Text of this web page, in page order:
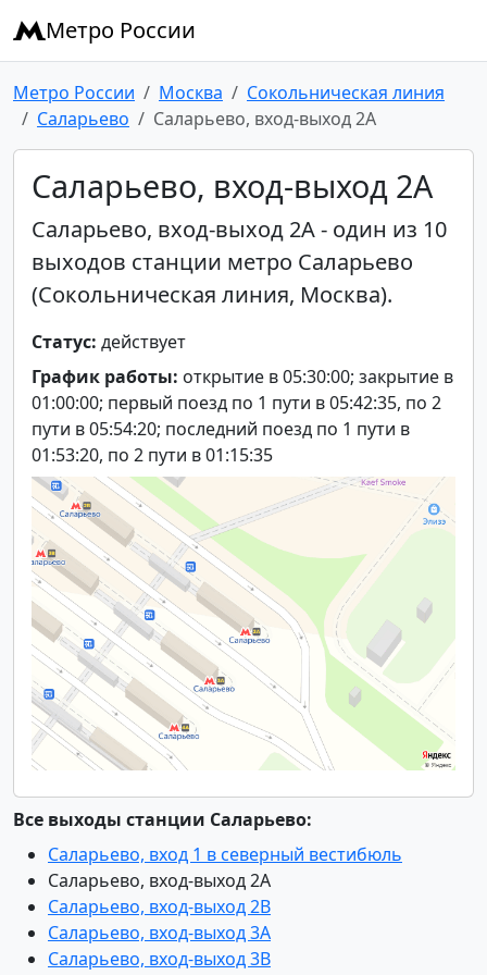
Метро России
Метро России Москва
Сокольническая линия
Саларьево
Саларьево, вход-выход 2А
Саларьево, вход-выход 2А
Саларьево, вход-выход 2А - один из 10
выходов станции метро Саларьево
(Сокольническая линия, Москва).
Статус: действует
График работы: открытие в 05:30:00; закрытие в
01:00:00; первый поезд по 1 пути в 05:42:35, по 2
пути в 05:54:20; последний поезд по 1 пути в
01:53:20, по 2 пути в 01:15:35
Все выходы станции Саларьево:
Саларьево, вход 1 в северный вестибюль
Саларьево, вход-выход 2А
Саларьево, вход-выход 2В
Саларьево, вход-выход 3А
Саларьево, вход-выход 3В